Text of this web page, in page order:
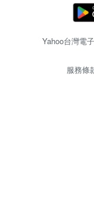
Yahoo台灣電
服務條